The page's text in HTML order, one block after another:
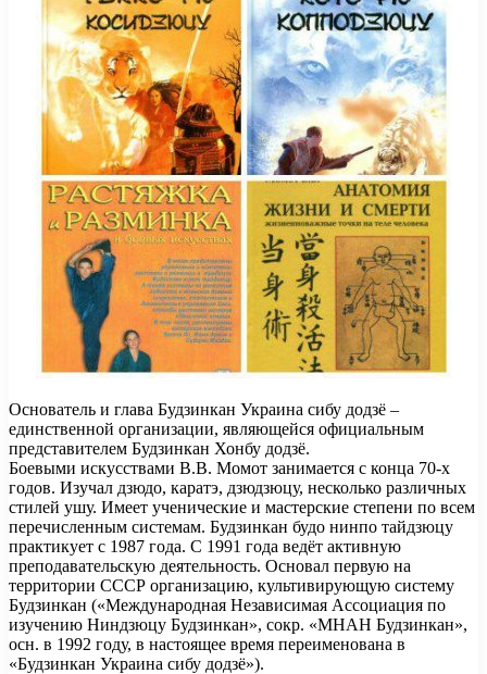
Основатель и глава Будзинкан Украина сибу додзё –
единственной организации, являющейся официальным
представителем Будзинкан Хонбу додзё.
Боевыми искусствами В.В. Момот занимается с конца 70-х
годов. Изучал дзюдо, каратэ, дзюдзюцу, несколько различных
стилей ушу. Имеет ученические и мастерские степени по всем
перечисленным системам. Будзинкан будо нинпо тайдзюцу
практикует с 1987 года. С 1991 года ведёт активную
преподавательскую деятельность. Основал первую на
территории СССР организацию, культивирующую систему
Будзинкан («Международная Независимая Ассоциация по
изучению Ниндзюцу Будзинкан», сокр. «МНАН Будзинкан»,
осн. в 1992 году, в настоящее время переименована в
«Будзинкан Украина сибу додзё»).